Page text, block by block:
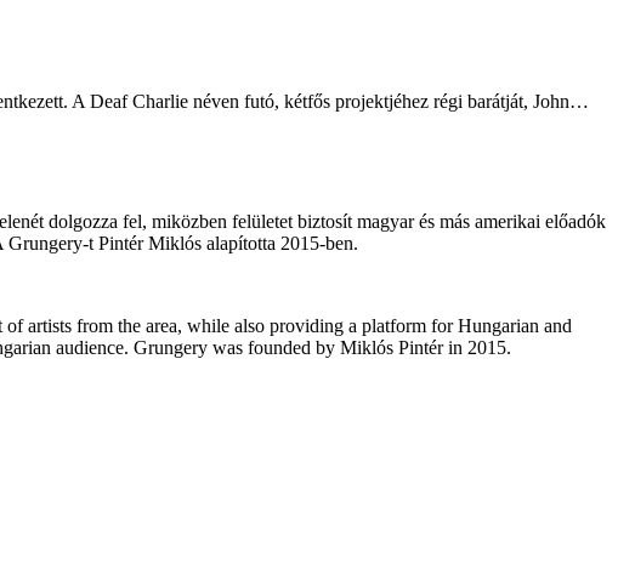
A Deaf Charlie néven futó, kétfős projektjéhez régi barátját, John…
dolgozza fel, miközben felületet biztosít magyar és más amerikai előadók
Grungery-t Pintér Miklós alapította 2015-ben.
artists from the area, while also providing a platform for Hungarian and
audience. Grungery was founded by Miklós Pintér in 2015.